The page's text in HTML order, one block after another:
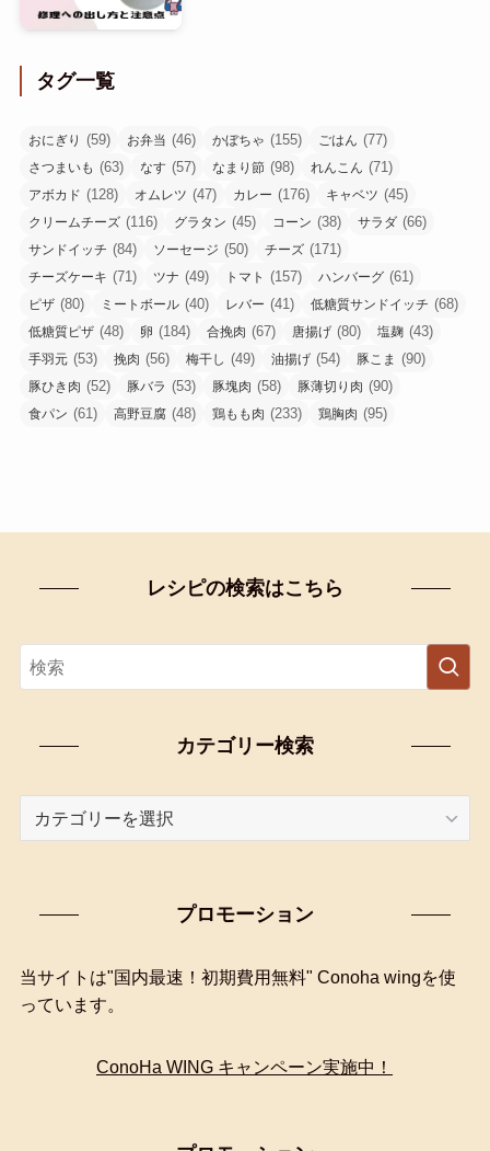
タグ一覧
おにぎり (59) お弁当 (46) かぼちゃ (155) ごはん (77)
さつまいも (63) なす (57) なまり節 (98) れんこん (71)
アボカド (128) オムレツ (47) カレー (176) キャベツ (45)
クリームチーズ (116) グラタン (45) コーン (38) サラダ (66)
サンドイッチ (84) ソーセージ (50) チーズ (171)
チーズケーキ (71) ツナ (49) トマト (157) ハンバーグ (61)
ピザ (80) ミートボール (40) レバー (41) 低糖質サンドイッチ (68)
低糖質ピザ (48) 卵 (184) 合挽肉 (67) 唐揚げ (80) 塩麹 (43)
手羽元 (53) 挽肉 (56) 梅干し (49) 油揚げ (54) 豚こま (90)
豚ひき肉 (52) 豚バラ (53) 豚塊肉 (58) 豚薄切り肉 (90)
食パン (61) 高野豆腐 (48) 鶏もも肉 (233) 鶏胸肉 (95)
レシピの検索はこちら
カテゴリー検索
索
プロモーション
当サイトは"国内最速！初期費用無料" Conoha wingを使
っています。
ConoHa WING キャンペーン実施中！